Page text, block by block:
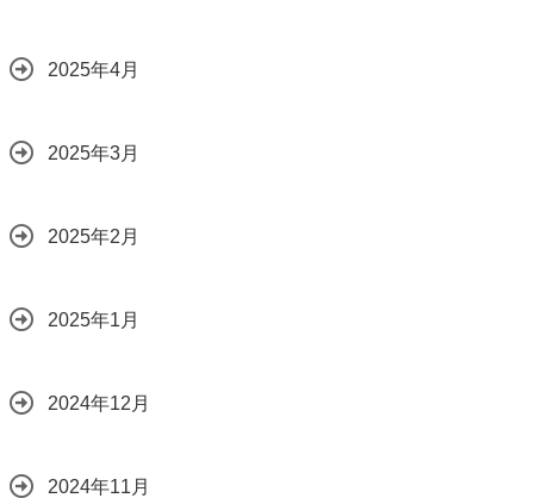
2025年4月
2025年3月
2025年2月
2025年1月
2024年12月
2024年11月